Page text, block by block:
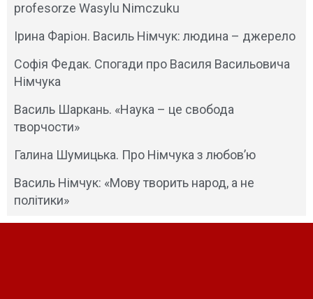
profesorze Wasylu Nimczuku
Ірина Фаріон. Василь Німчук: людина – джерело
Софія Федак. Спогади про Василя Васильовича
Німчука
Василь Шаркань. «Наука – це свобода
творчости»
Галина Шумицька. Про Німчука з любов’ю
Василь Німчук: «Мову творить народ, а не
політики»